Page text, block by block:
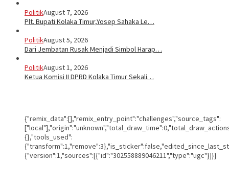
PolitikAugust 7, 2026
Plt. Bupati Kolaka Timur,Yosep Sahaka Le…
PolitikAugust 5, 2026
Dari Jembatan Rusak Menjadi Simbol Harap…
PolitikAugust 1, 2026
Ketua Komisi II DPRD Kolaka Timur Sekali…
{"remix_data":[],"remix_entry_point":"challenges","source_tags":
{},"tools_used":
{"version":1,"sources":[{"id":"302558889046211","type":"ugc"}]}}